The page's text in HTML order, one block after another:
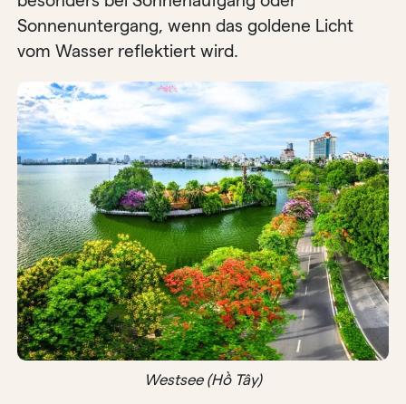
Sonnenuntergang, wenn das goldene Licht
vom Wasser reflektiert wird.
Westsee (Hồ Tây)